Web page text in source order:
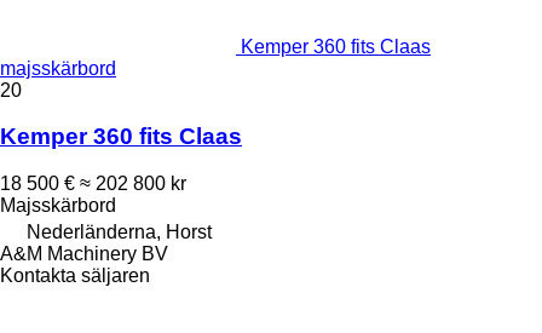
Kemper 360 fits Claas
majsskärbord
20
Kemper 360 fits Claas
18 500 € ≈ 202 800 kr
Majsskärbord
Nederländerna, Horst
A&M Machinery BV
Kontakta säljaren